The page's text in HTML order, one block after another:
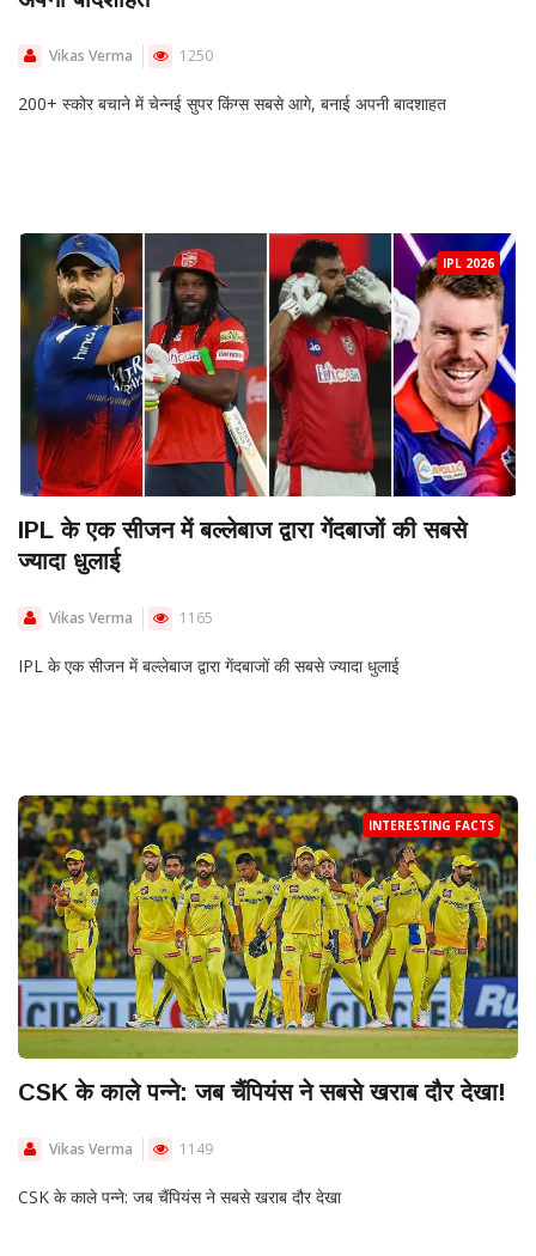
Vikas Verma 1250
200+ स्कोर बचाने में चेन्नई सुपर किंग्स सबसे आगे, बनाई अपनी बादशाहत
IPL 2026
IPL के एक सीजन में बल्लेबाज द्वारा गेंदबाजों की सबसे
ज्यादा धुलाई
Vikas Verma 1165
IPL के एक सीजन में बल्लेबाज द्वारा गेंदबाजों की सबसे ज्यादा धुलाई
INTERESTING FACTS
CSK के काले पन्ने: जब चैंपियंस ने सबसे खराब दौर देखा!
Vikas Verma 1149
CSK के काले पन्ने: जब चैंपियंस ने सबसे खराब दौर देखा